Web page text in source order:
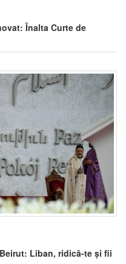
Înalta Curte de
Liban, ridică-te și fii